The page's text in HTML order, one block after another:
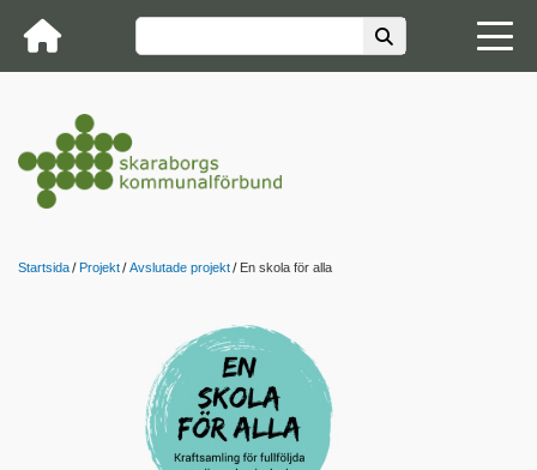
Startsida Projekt Avslutade projekt En skola för alla